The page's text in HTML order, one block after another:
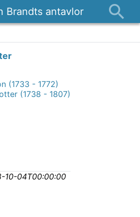
Brandts antavlor
(1733 - 1772)
(1738 - 1807)
10-04T00:00:00